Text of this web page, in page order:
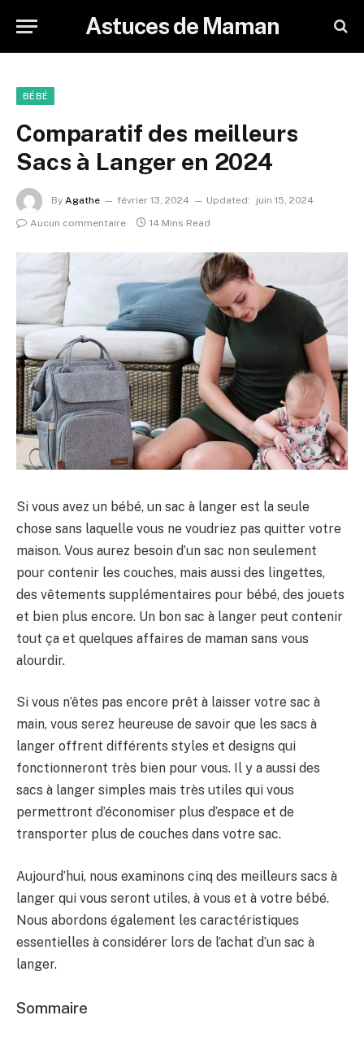
Astuces de Maman
BÉBÉ
Comparatif des meilleurs
Sacs à Langer en 2024
By Agathe février 13, 2024 Updated:
juin 15, 2024
Aucun commentaire
14 Mins Read
Si vous avez un bébé, un sac à langer est la seule
chose sans laquelle vous ne voudriez pas quitter votre
maison. Vous aurez besoin d’un sac non seulement
pour contenir les couches, mais aussi des lingettes,
des vêtements supplémentaires pour bébé, des jouets
et bien plus encore. Un bon sac à langer peut contenir
tout ça et quelques affaires de maman sans vous
alourdir.
Si vous n’êtes pas encore prêt à laisser votre sac à
main, vous serez heureuse de savoir que les sacs à
langer offrent différents styles et designs qui
fonctionneront très bien pour vous. Il y a aussi des
sacs à langer simples mais très utiles qui vous
permettront d’économiser plus d’espace et de
transporter plus de couches dans votre sac.
Aujourd’hui, nous examinons cinq des meilleurs sacs à
langer qui vous seront utiles, à vous et à votre bébé.
Nous abordons également les caractéristiques
essentielles à considérer lors de l’achat d’un sac à
langer.
Sommaire